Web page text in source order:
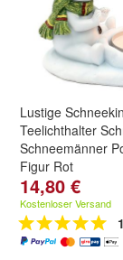
Lustige
Teelichthalter
Schneemänner
Figur Rot
14,80 €
Kostenloser Versand